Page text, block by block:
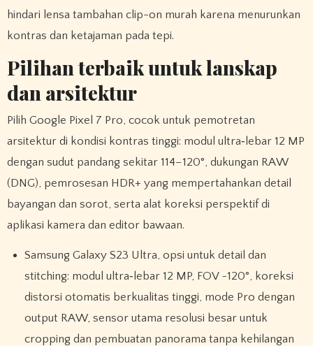
hindari lensa tambahan clip-on murah karena menurunkan
kontras dan ketajaman pada tepi.
Pilihan terbaik untuk lanskap
dan arsitektur
Pilih Google Pixel 7 Pro, cocok untuk pemotretan
arsitektur di kondisi kontras tinggi: modul ultra‑lebar 12 MP
dengan sudut pandang sekitar 114–120°, dukungan RAW
(DNG), pemrosesan HDR+ yang mempertahankan detail
bayangan dan sorot, serta alat koreksi perspektif di
aplikasi kamera dan editor bawaan.
Samsung Galaxy S23 Ultra, opsi untuk detail dan
stitching: modul ultra‑lebar 12 MP, FOV ~120°, koreksi
distorsi otomatis berkualitas tinggi, mode Pro dengan
output RAW, sensor utama resolusi besar untuk
cropping dan pembuatan panorama tanpa kehilangan